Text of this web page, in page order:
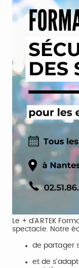
Le + d'ARTEK
spectacle. Notre
de partager
et de